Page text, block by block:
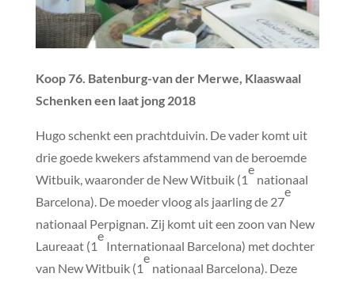
Koop 76. Batenburg-van der Merwe, Klaaswaal
Schenken een laat jong 2018
Hugo schenkt een prachtduivin. De vader komt uit
drie goede kwekers afstammend van de beroemde
Witbuik, waaronder de New Witbuik (1
e
nationaal
Barcelona). De moeder vloog als jaarling de 27
e
nationaal Perpignan. Zij komt uit een zoon van New
Laureaat (1
e
Internationaal Barcelona) met dochter
van New Witbuik (1
e
nationaal Barcelona). Deze